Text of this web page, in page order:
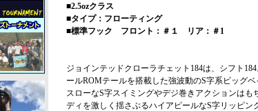
■2.5ozクラス
■タイプ：フローティング
■標準フック フロント：＃１ リア：＃1
ジョインテッドクローラチェット184は、シフト
ールROMテールを搭載した強波動のS字系ビッグベ
スローなS字スイミングやデジ巻きアクションは
ディを激しく揺さぶるハイアピールなS字リッピ